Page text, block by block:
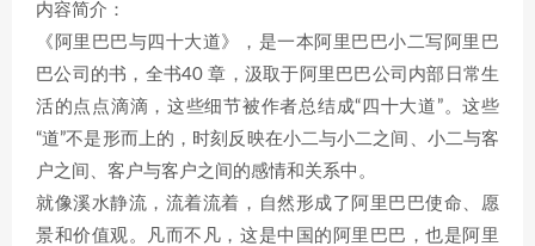
内容简介：
《阿里巴巴与四十大道》，是一本阿里巴巴小二写阿里巴
巴公司的书，全书40 章，汲取于阿里巴巴公司内部日常生
活的点点滴滴，这些细节被作者总结成“四十大道”。这些
“道”不是形而上的，时刻反映在小二与小二之间、小二与客
户之间、客户与客户之间的感情和关系中。
就像溪水静流，流着流着，自然形成了阿里巴巴使命、愿
景和价值观。凡而不凡，这是中国的阿里巴巴，也是阿里